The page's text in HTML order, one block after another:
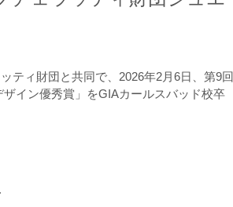
ティ財団と共同で、2026年2月6日、第9回
イン優秀賞」をGIAカールスバッド校卒